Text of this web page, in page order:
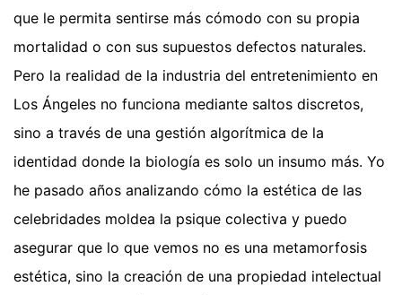
que le permita sentirse más cómodo con su propia
mortalidad o con sus supuestos defectos naturales.
Pero la realidad de la industria del entretenimiento en
Los Ángeles no funciona mediante saltos discretos,
sino a través de una gestión algorítmica de la
identidad donde la biología es solo un insumo más. Yo
he pasado años analizando cómo la estética de las
celebridades moldea la psique colectiva y puedo
asegurar que lo que vemos no es una metamorfosis
estética, sino la creación de una propiedad intelectual